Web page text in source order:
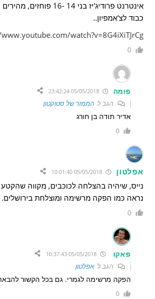
אינטרנט פרודיג'יז בני 14 -16
כבוד לצ'אמפיון..
watch?v=8G4iXiTJrCg
0
פומה 05/05/2018 23:42:24
הגב להממזר של סטוקטון
אדיר תודה בן חורג
0
אפלטון
נייס, שיהיה בהצלחה לכוכבים, מקווה
נראה כמו הפקה מרשימה ומוצלחת
0
פאקו 05/05/2018 10:37:43
הגב לאפלטון
הפקה מרשימה לגמרי. גם בכל הקשור
0